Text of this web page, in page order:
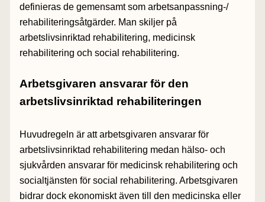
definieras de gemensamt som arbetsanpassning-/
rehabiliteringsåtgärder. Man skiljer på
arbetslivsinriktad rehabilitering, medicinsk
rehabilitering och social rehabilitering.
Arbetsgivaren ansvarar för den
arbetslivsinriktad rehabiliteringen
Huvudregeln är att arbetsgivaren ansvarar för
arbetslivsinriktad rehabilitering medan hälso- och
sjukvården ansvarar för medicinsk rehabilitering och
socialtjänsten för social rehabilitering. Arbetsgivaren
bidrar dock ekonomiskt även till den medicinska eller